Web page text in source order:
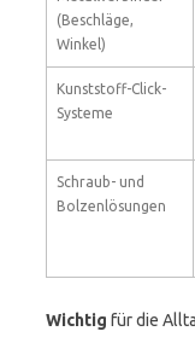
(Beschläge,
Winkel)
Kunststoff-Click-
Systeme
Schraub- und
Bolzenlösungen
Wichtig für die